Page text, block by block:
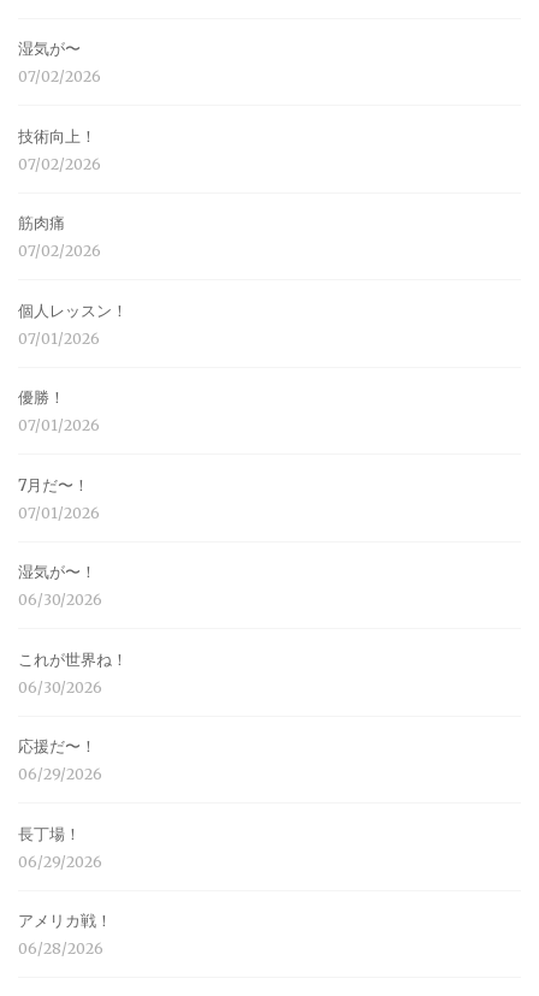
湿気が〜
07/02/2026
技術向上！
07/02/2026
筋肉痛
07/02/2026
個人レッスン！
07/01/2026
優勝！
07/01/2026
7月だ〜！
07/01/2026
湿気が〜！
06/30/2026
これが世界ね！
06/30/2026
応援だ〜！
06/29/2026
長丁場！
06/29/2026
アメリカ戦！
06/28/2026